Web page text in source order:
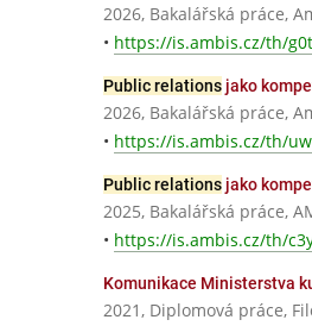
2026, Bakalářská práce,
• https://is.ambis.cz/th/
Public relations jako
2026, Bakalářská práce,
• https://is.ambis.cz/th/
Public relations jako
2025, Bakalářská práce,
• https://is.ambis.cz/th/
Komunikace Ministerstva
2021, Diplomová práce,